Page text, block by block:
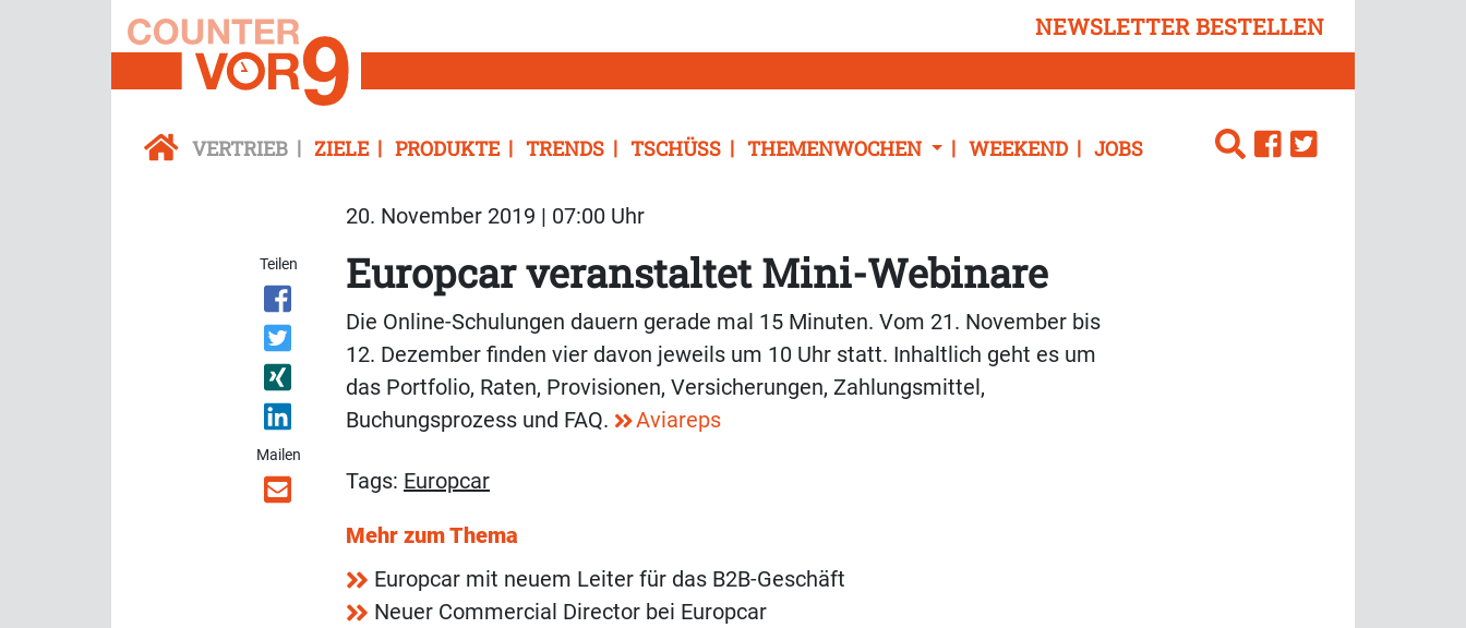
NEWSLETTER BESTELLEN
VERTRIEB ZIELE PRODUKTE TRENDS TSCHÜSS THEMENWOCHEN WEEKEND JOBS
20. November 2019 | 07:00 Uhr
Teilen
Mailen
Europcar veranstaltet Mini-Webinare
Die Online-Schulungen dauern gerade mal 15 Minuten. Vom 21. November bis
12. Dezember finden vier davon jeweils um 10 Uhr statt. Inhaltlich geht es um
das Portfolio, Raten, Provisionen, Versicherungen, Zahlungsmittel,
Buchungsprozess und FAQ.
Aviareps
Tags: Europcar
Mehr zum Thema
Europcar mit neuem Leiter für das B2B-Geschäft
Neuer Commercial Director bei Europcar